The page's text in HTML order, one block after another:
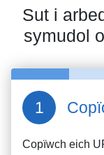
Sut i
symudol o
Copïwch eich